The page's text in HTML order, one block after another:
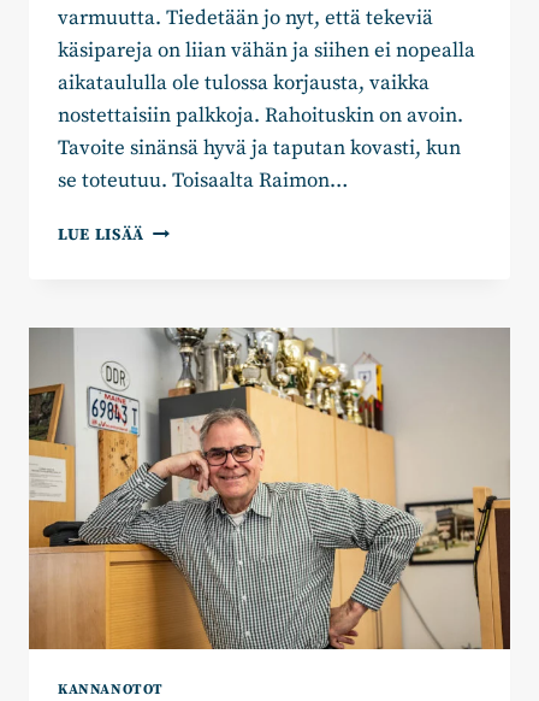
varmuutta. Tiedetään jo nyt, että tekeviä
käsipareja on liian vähän ja siihen ei nopealla
aikataululla ole tulossa korjausta, vaikka
nostettaisiin palkkoja. Rahoituskin on avoin.
Tavoite sinänsä hyvä ja taputan kovasti, kun
se toteutuu. Toisaalta Raimon…
LUE LISÄÄ JAAKKO
EI
TOTEUDU
ILMAN
SOTE-
ALAN
YRITTÄJIÄ
KANNANOTOT